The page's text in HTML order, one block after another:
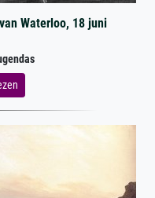
Waterloo, 18 juni